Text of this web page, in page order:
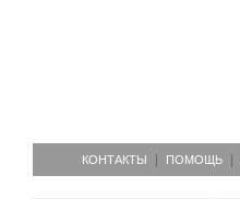
КОНТАКТЫ ПОМОЩЬ